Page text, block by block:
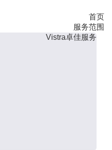
首页
服务范围
Vistra卓佳服务